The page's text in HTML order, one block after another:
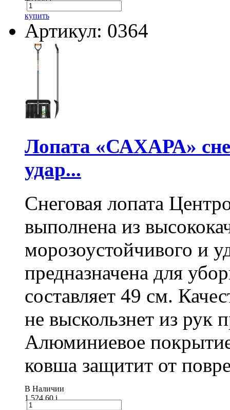
купить
Артикул: 0364
Лопата «САХАРА»
удар...
Снеговая лопата
выполнена из
морозоустойчивого и
предназначена для
составляет 49 см.
не выскользнет из рук
Алюминиевое
ковша защитит от
В Наличии
1 524.60i